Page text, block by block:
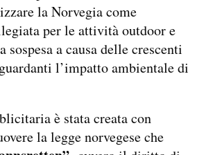
la Norvegia come
per le attività outdoor e
sospesa a causa delle crescenti
l’impatto ambientale di
è stata creata con
la legge norvegese che